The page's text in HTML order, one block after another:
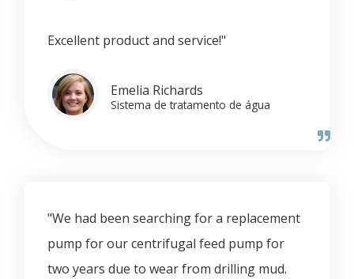
Excellent product and service!"
Emelia Richards
Sistema de tratamento de água
"We had been searching for a replacement
pump for our centrifugal feed pump for
two years due to wear from drilling mud.